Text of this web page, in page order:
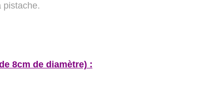
pistache.
8cm de diamètre) :